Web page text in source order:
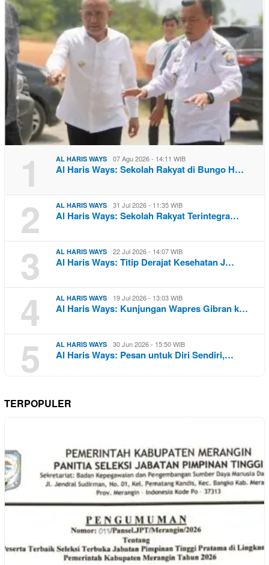
1 AL HARIS WAYS 07 Agu 2026 - 14:11 WIB
Al Haris Ways: Sekolah Rakyat di Bungo H…
2 AL HARIS WAYS 31 Jul 2026 - 11:35 WIB
Al Haris Ways: Sekolah Rakyat Terintegra…
3 AL HARIS WAYS 22 Jul 2026 - 14:07 WIB
Al Haris Ways: Titip Derajat Kesehatan J…
4 AL HARIS WAYS 19 Jul 2026 - 13:03 WIB
Al Haris Ways: Kunjungan Wapres Gibran k…
5 AL HARIS WAYS 30 Jun 2026 - 15:50 WIB
Al Haris Ways: Pesan untuk Diri Sendiri,…
TERPOPULER